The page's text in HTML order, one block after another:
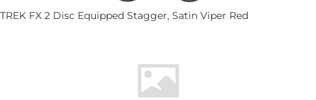
TREK FX 2 Disc Equipped Stagger, Satin Viper Red